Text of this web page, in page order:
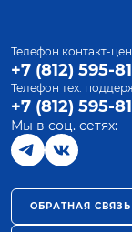
Телефон контакт-
+7 (812) 595-
Телефон тех.
+7 (812) 595-
Мы в соц. сетях:
ОБРАТНАЯ СВЯЗЬ